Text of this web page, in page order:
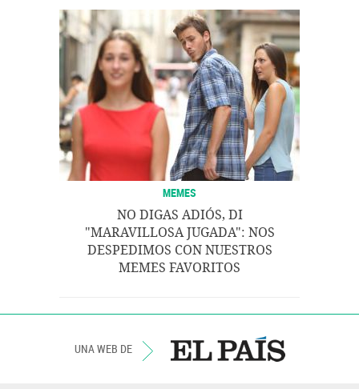
MEMES
NO DIGAS ADIÓS, DI
"MARAVILLOSA JUGADA": NOS
DESPEDIMOS CON NUESTROS
MEMES FAVORITOS
UNA WEB DE